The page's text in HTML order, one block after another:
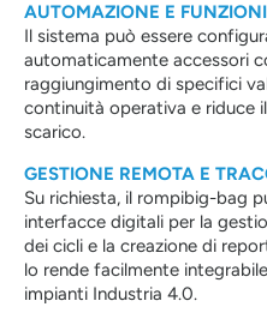
AUTOMAZIONE E
Il sistema può essere
automaticamente accessori
raggiungimento di specifici
continuità operativa e riduce
scarico.
GESTIONE REMOTA E
Su richiesta, il rompibig-bag
interfacce digitali per la
dei cicli e la creazione di
lo rende facilmente
impianti Industria 4.0.